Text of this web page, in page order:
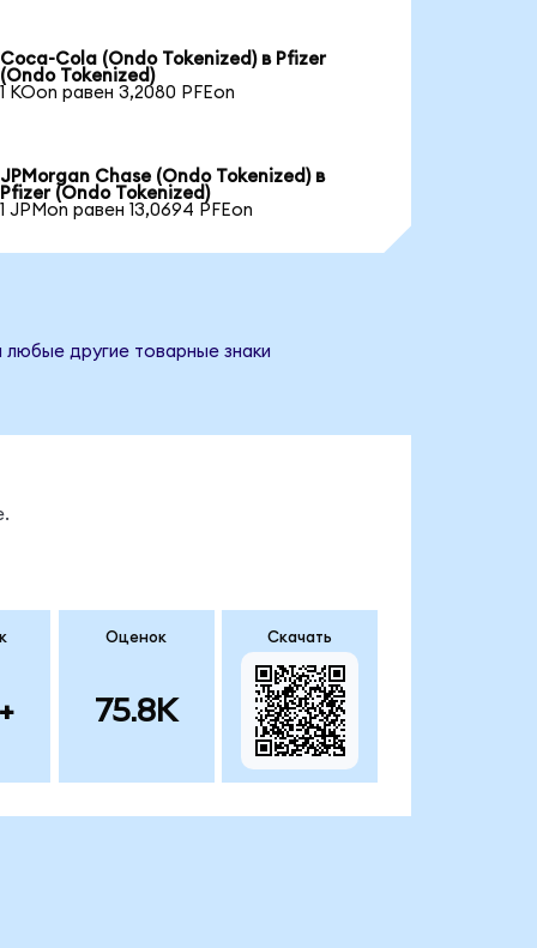
Coca-Cola (Ondo Tokenized) в Pfizer
(Ondo Tokenized)
1 KOon равен 3,2080 PFEon
JPMorgan Chase (Ondo Tokenized) в
Pfizer (Ondo Tokenized)
1 JPMon равен 13,0694 PFEon
другие товарные знаки
Оценок
75.8K
Скачать